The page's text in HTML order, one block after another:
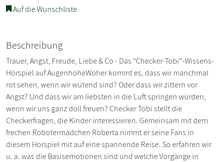
Auf die Wunschliste
Beschreibung
Trauer, Angst, Freude, Liebe & Co - Das "Checker-Tobi"-Wissens-
Hörspiel auf AugenhöheWoher kommt es, dass wir manchmal
rot sehen, wenn wir wütend sind? Oder dass wir zittern vor
Angst? Und dass wir am liebsten in die Luft springen würden,
wenn wir uns ganz doll freuen? Checker Tobi stellt die
Checkerfragen, die Kinder interessieren. Gemeinsam mit dem
frechen Robotermädchen Roberta nimmt er seine Fans in
diesem Hörspiel mit auf eine spannende Reise. So erfahren wir
u. a. was die Basisemotionen sind und welche Vorgänge in